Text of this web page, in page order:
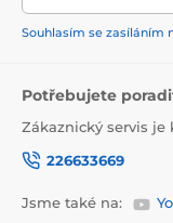
Souhlasím se zasíláním
Potřebujete
Zákaznický servis je
226633669
Jsme také na: